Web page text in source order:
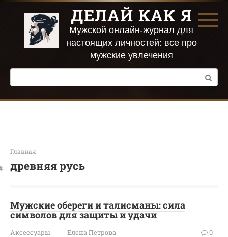
Перейти
контенту
ДЕЛАЙ КАК Я
Мужской онлайн-журнал для
настоящих личностей: все про
мужские увлечения
Поиск:
Главная
древняя русь
Мужские обереги и талисманы: сила
символов для защиты и удачи
Аксессуары Елена Петрова 0